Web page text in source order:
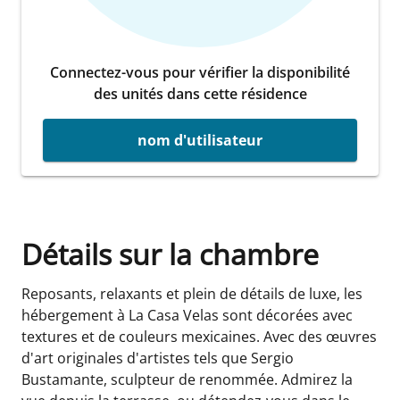
Connectez-vous pour vérifier la disponibilité
des unités dans cette résidence
nom d'utilisateur
Détails sur la chambre
Reposants, relaxants et plein de détails de luxe, les
hébergement à La Casa Velas sont décorées avec
textures et de couleurs mexicaines. Avec des œuvres
d'art originales d'artistes tels que Sergio
Bustamante, sculpteur de renommée. Admirez la